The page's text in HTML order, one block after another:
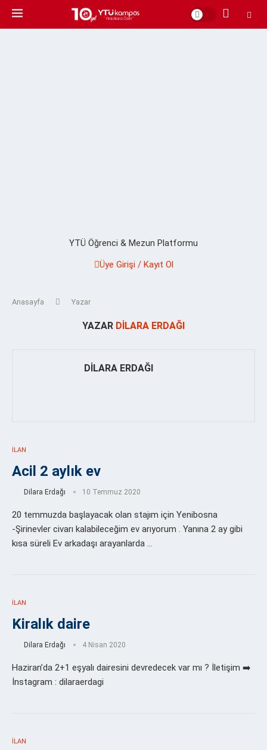
YTÜ Öğrenci & Mezun Platformu
Üye Girişi / Kayıt Ol
Anasayfa Yazar
YAZAR DILARA ERDAĞI
DILARA ERDAĞI
İLAN
Acil 2 aylık ev
Dilara Erdağı 10 Temmuz 2020
20 temmuzda başlayacak olan stajım için Yenibosna
-Şirinevler civarı kalabileceğim ev arıyorum . Yanına 2 ay gibi
kısa süreli Ev arkadaşı arayanlarda …
İLAN
Kiralık daire
Dilara Erdağı 4 Nisan 2020
Haziran’da 2+1 eşyalı dairesini devredecek var mı ? İletişim ➡️
İnstagram : dilaraerdagi
İLAN